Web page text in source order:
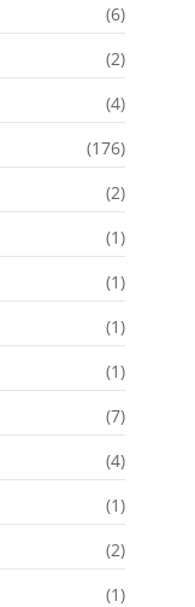
(6)
(2)
(4)
(176)
(2)
(1)
(1)
(1)
(1)
(7)
(4)
(1)
(2)
(1)